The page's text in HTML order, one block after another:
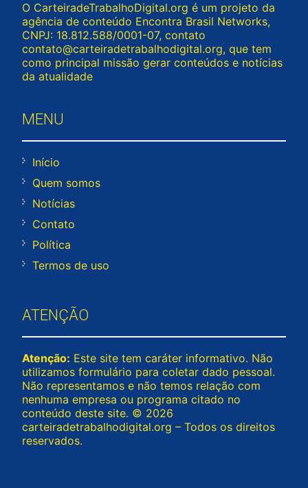
O CarteiradeTrabalhoDigital.org é um projeto da
agência de conteúdo Encontra Brasil Networks,
CNPJ: 18.812.588/0001-07, contato
contato@carteiradetrabalhodigital.org, que tem
como principal missão gerar conteúdos e notícias
da atualidade
MENU
Início
Quem somos
Notícias
Contato
Política
Termos de uso
ATENÇÃO
Atenção: Este site tem caráter informativo. Não
utilizamos formulário para coletar dado pessoal.
Não representamos e não temos relação com
nenhuma empresa ou programa citado no
conteúdo deste site. © 2026
carteiradetrabalhodigital.org – Todos os direitos
reservados.